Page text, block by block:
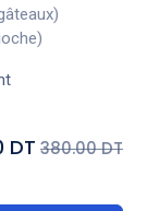
DT 380.00 DT